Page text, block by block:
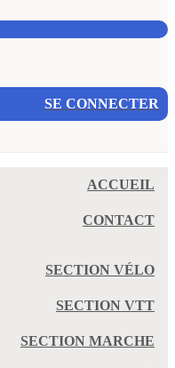
SE CONNECTER
ACCUEIL
CONTACT
SECTION VÉLO
SECTION VTT
SECTION MARCHE